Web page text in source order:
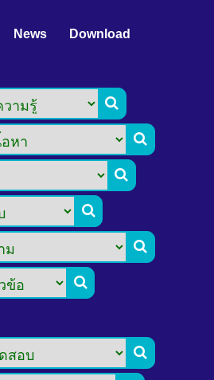
News Download






